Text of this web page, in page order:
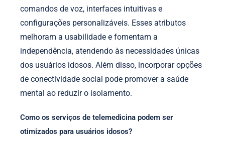
comandos de voz, interfaces intuitivas e
configurações personalizáveis. Esses atributos
melhoram a usabilidade e fomentam a
independência, atendendo às necessidades únicas
dos usuários idosos. Além disso, incorporar opções
de conectividade social pode promover a saúde
mental ao reduzir o isolamento.
Como os serviços de telemedicina podem ser
otimizados para usuários idosos?